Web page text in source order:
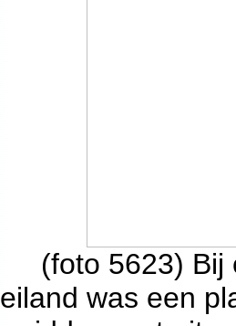
(foto 5623) Bij
eiland was een